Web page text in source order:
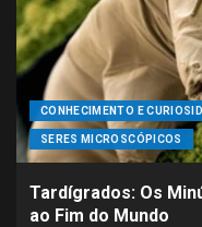
CONHECIMENTO E
SERES MICROSCÓPICOS
Tardígrados: Os
ao Fim do Mundo